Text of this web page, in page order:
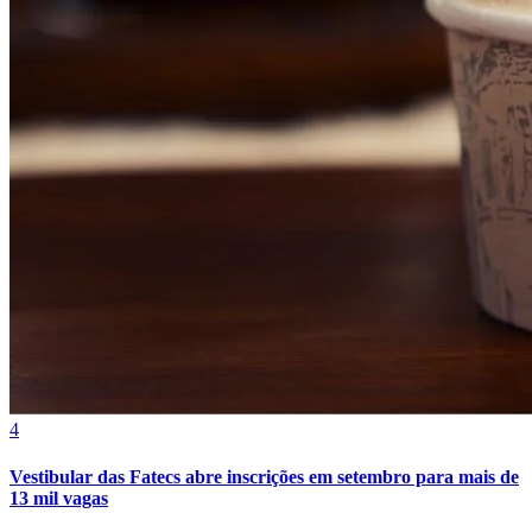
4
Vestibular das Fatecs abre inscrições em setembro para mais de
13 mil vagas